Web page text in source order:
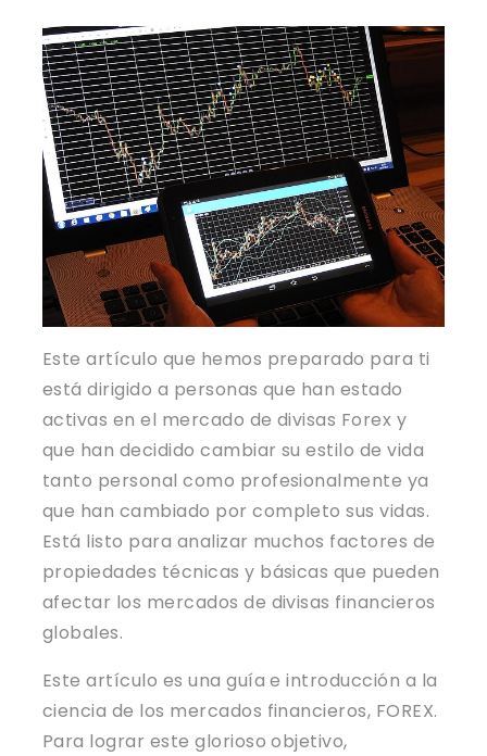
Este artículo que hemos preparado para ti
está dirigido a personas que han estado
activas en el mercado de divisas Forex y
que han decidido cambiar su estilo de vida
tanto personal como profesionalmente ya
que han cambiado por completo sus vidas.
Está listo para analizar muchos factores de
propiedades técnicas y básicas que pueden
afectar los mercados de divisas financieros
globales.
Este artículo es una guía e introducción a la
ciencia de los mercados financieros, FOREX.
Para lograr este glorioso objetivo,